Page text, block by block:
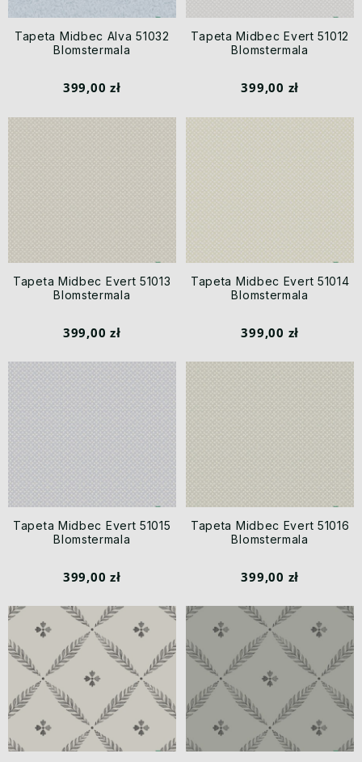
Tapeta Midbec Alva 51032
Blomstermala
399,00 zł
Tapeta Midbec Evert 51012
Blomstermala
399,00 zł
Tapeta Midbec Evert 51013
Blomstermala
399,00 zł
Tapeta Midbec Evert 51014
Blomstermala
399,00 zł
Tapeta Midbec Evert 51015
Blomstermala
399,00 zł
Tapeta Midbec Evert 51016
Blomstermala
399,00 zł